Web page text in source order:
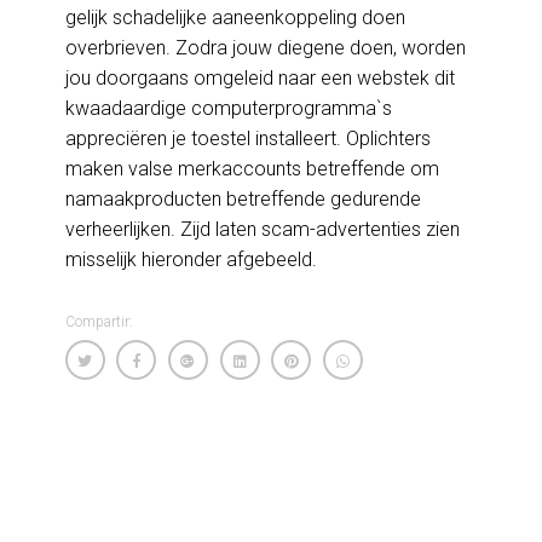
gelijk schadelijke aaneenkoppeling doen
overbrieven. Zodra jouw diegene doen, worden
jou doorgaans omgeleid naar een webstek dit
kwaadaardige computerprogramma`s
appreciëren je toestel installeert. Oplichters
maken valse merkaccounts betreffende om
namaakproducten betreffende gedurende
verheerlijken. Zijd laten scam-advertenties zien
misselijk hieronder afgebeeld.
Compartir: